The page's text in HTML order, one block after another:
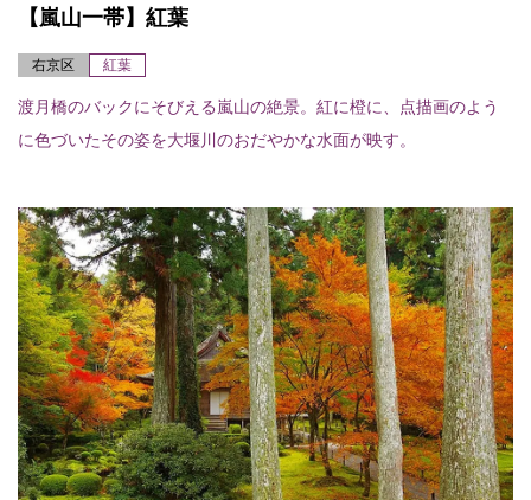
【嵐山一帯】紅葉
右京区 紅葉
渡月橋のバックにそびえる嵐山の絶景。紅に橙に、点描画のよう
に色づいたその姿を大堰川のおだやかな水面が映す。